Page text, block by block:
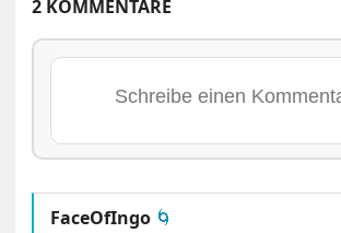
2 KOMMENTARE
FaceOfIngo 🌀